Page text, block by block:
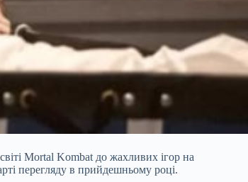
Mortal Kombat до жахливих ігор на
перегляду в прийдешньому році.